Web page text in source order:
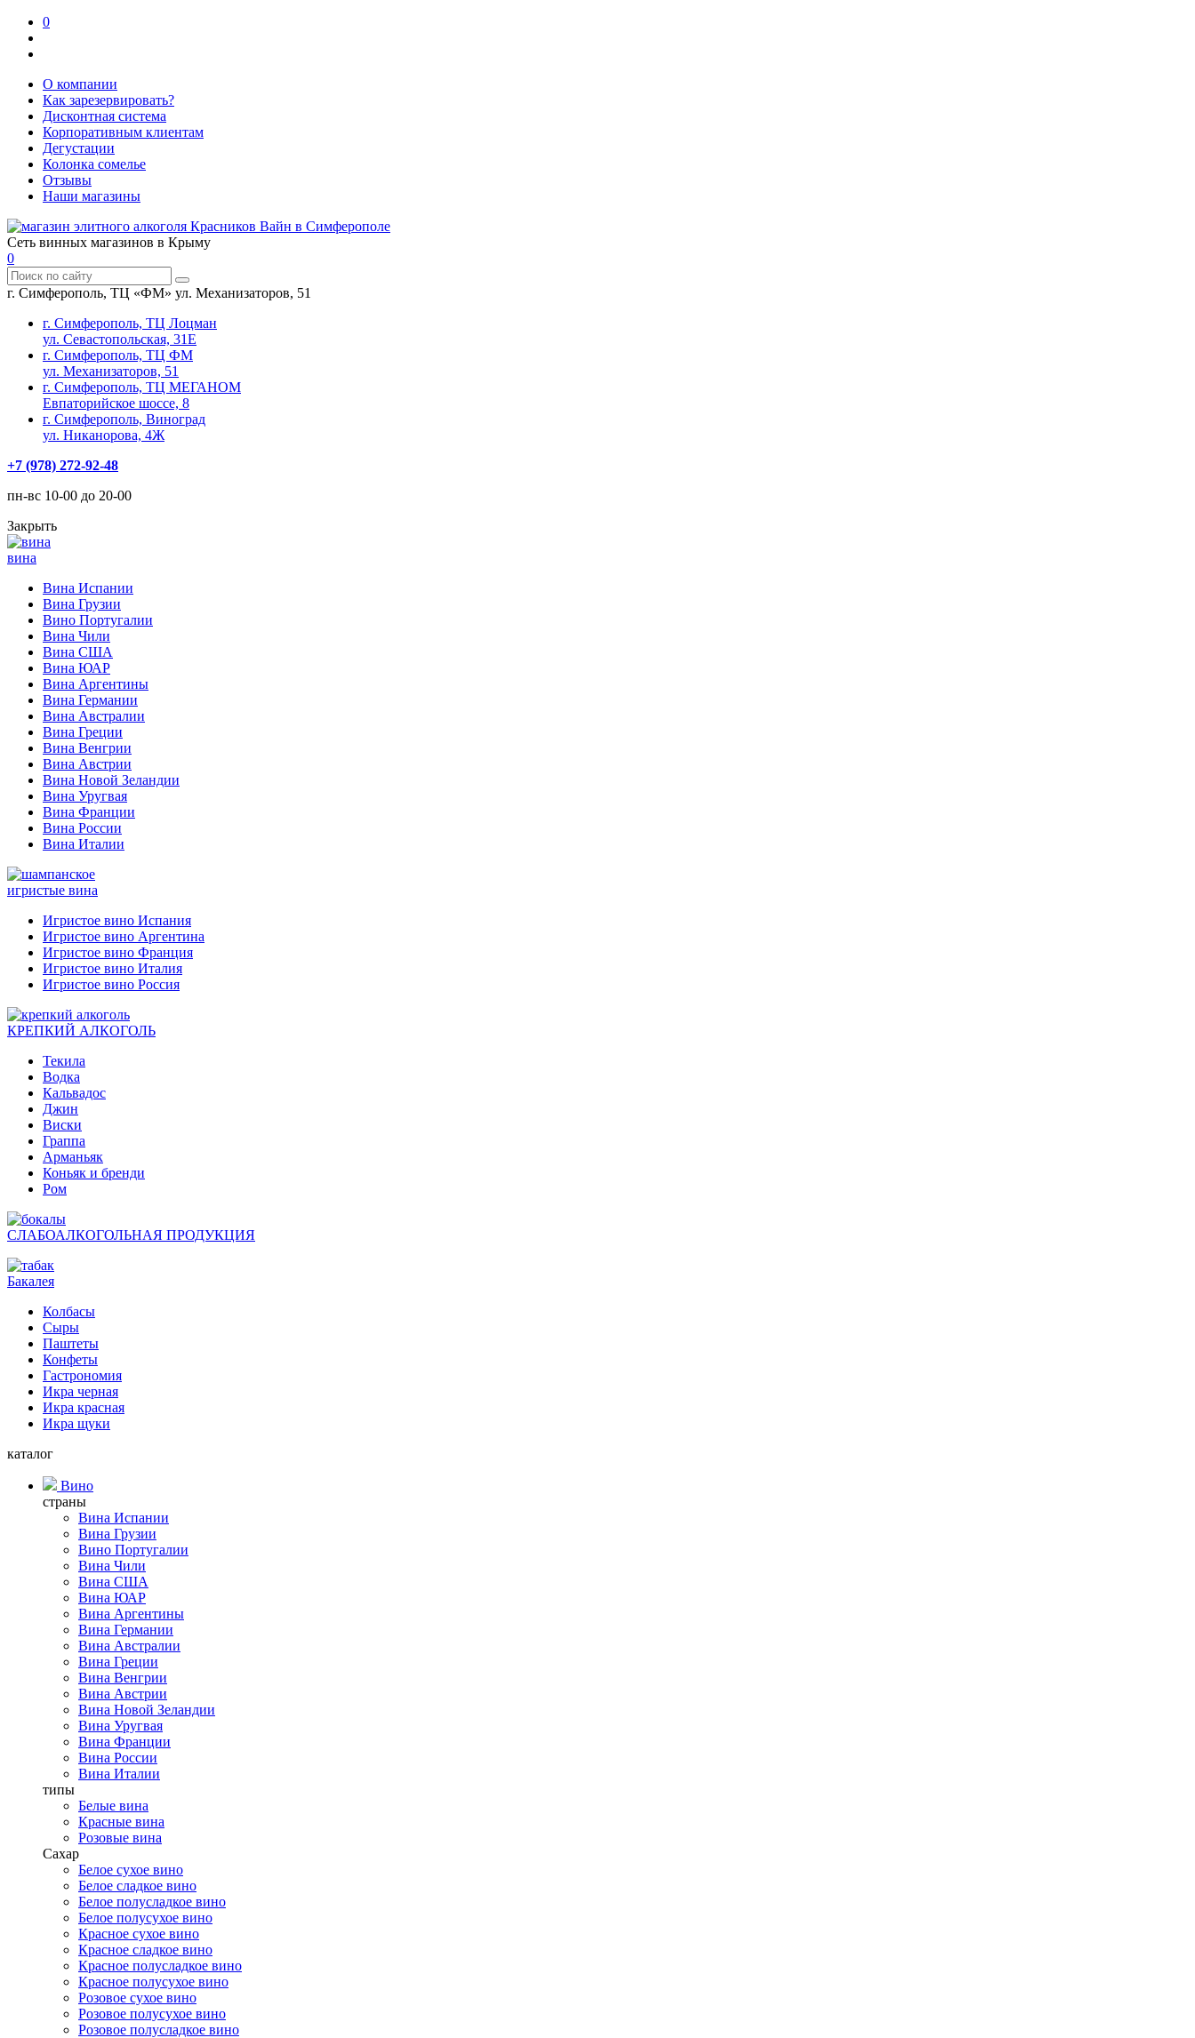
0
О компании
Как зарезервировать?
Дисконтная система
Корпоративным клиентам
Дегустации
Колонка сомелье
Отзывы
Наши магазины
Сеть винных магазинов в Крыму
0
г. Симферополь, ТЦ «ФМ» ул. Механизаторов, 51
г. Симферополь, ТЦ Лоцман
ул. Севастопольская, 31Е
г. Симферополь, ТЦ ФМ
ул. Механизаторов, 51
г. Симферополь, ТЦ МЕГАНОМ
Евпаторийское шоссе, 8
г. Симферополь, Виноград
ул. Никанорова, 4Ж
+7 (978) 272-92-48
пн-вс 10-00 до 20-00
Закрыть
вина
Вина Испании
Вина Грузии
Вино Португалии
Вина Чили
Вина США
Вина ЮАР
Вина Аргентины
Вина Германии
Вина Австралии
Вина Греции
Вина Венгрии
Вина Австрии
Вина Новой Зеландии
Вина Уругвая
Вина Франции
Вина России
Вина Италии
игристые вина
Игристое вино Испания
Игристое вино Аргентина
Игристое вино Франция
Игристое вино Италия
Игристое вино Россия
КРЕПКИЙ АЛКОГОЛЬ
Текила
Водка
Кальвадос
Джин
Виски
Граппа
Арманьяк
Коньяк и бренди
Ром
СЛАБОАЛКОГОЛЬНАЯ ПРОДУКЦИЯ
Бакалея
Колбасы
Сыры
Паштеты
Конфеты
Гастрономия
Икра черная
Икра красная
Икра щуки
каталог
Вино
страны
Вина Испании
Вина Грузии
Вино Португалии
Вина Чили
Вина США
Вина ЮАР
Вина Аргентины
Вина Германии
Вина Австралии
Вина Греции
Вина Венгрии
Вина Австрии
Вина Новой Зеландии
Вина Уругвая
Вина Франции
Вина России
Вина Италии
типы
Белые вина
Красные вина
Розовые вина
Сахар
Белое сухое вино
Белое сладкое вино
Белое полусладкое вино
Белое полусухое вино
Красное сухое вино
Красное сладкое вино
Красное полусладкое вино
Красное полусухое вино
Розовое сухое вино
Розовое полусухое вино
Розовое полусладкое вино